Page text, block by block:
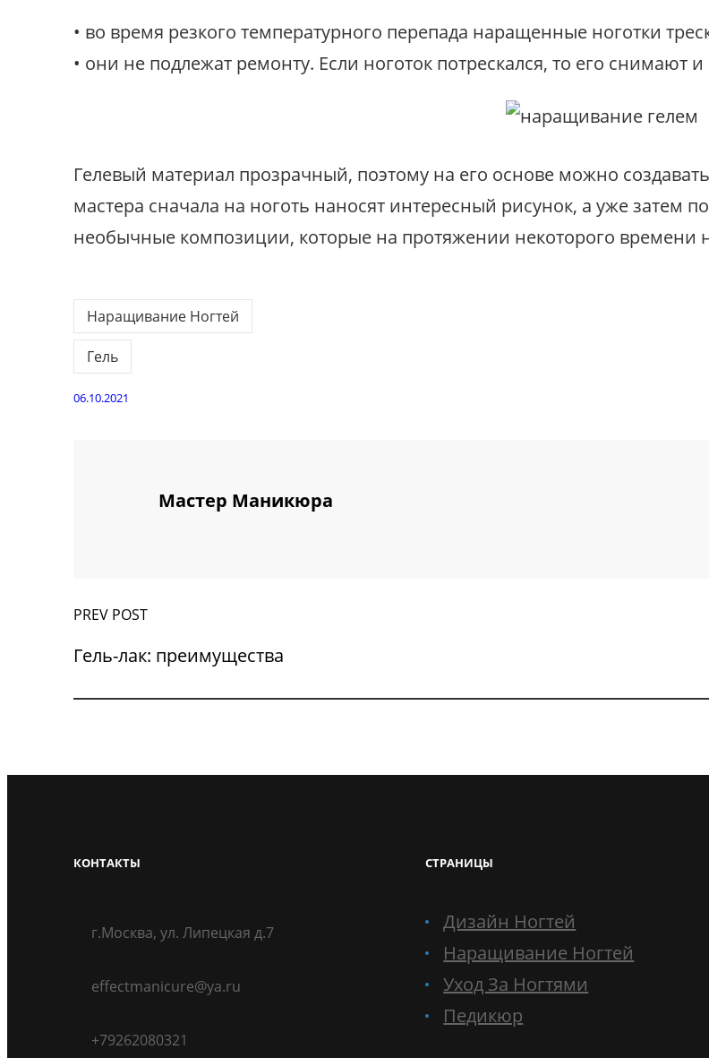
• во время резкого температурного перепада наращенные ноготки
• они не подлежат ремонту. Если ноготок потрескался, то его снимают
Гелевый материал прозрачный, поэтому на его основе можно
мастера сначала на ноготь наносят интересный рисунок, а уже затем
необычные композиции, которые на протяжении некоторого времени
Наращивание Ногтей
Гель
06.10.2021
Мастер Маникюра
PREV POST
Гель-лак: преимущества
КОНТАКТЫ
г.Москва, ул. Липецкая д.7
effectmanicure@ya.ru
+79262080321
СТРАНИЦЫ
Дизайн Ногтей
Наращивание Ногтей
Уход За Ногтями
Педикюр